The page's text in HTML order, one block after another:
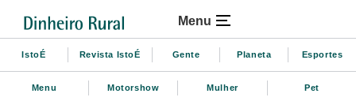
Menu
IstoÉ Revista IstoÉ Gente Planeta Esportes
Menu Motorshow Mulher Pet